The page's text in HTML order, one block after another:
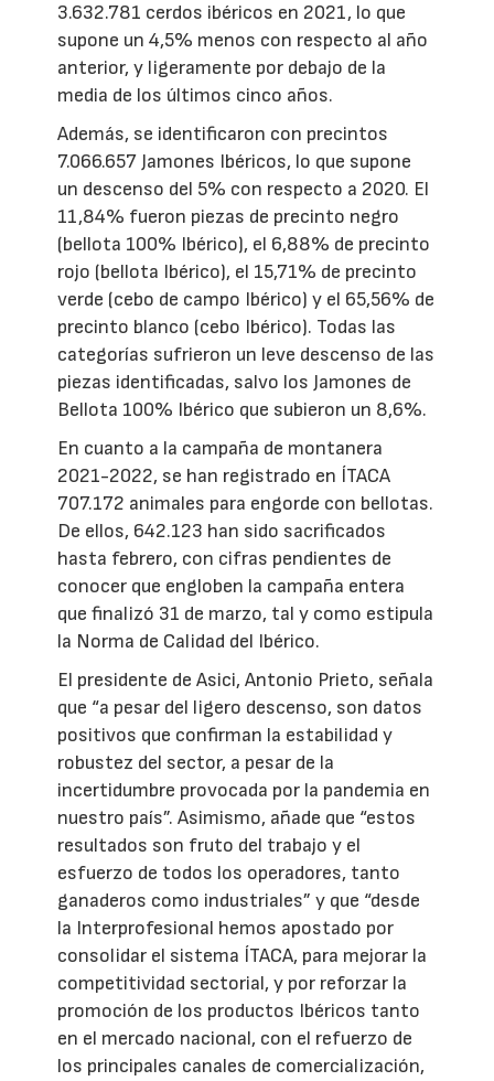
3.632.781 cerdos ibéricos en 2021, lo que
supone un 4,5% menos con respecto al año
anterior, y ligeramente por debajo de la
media de los últimos cinco años.
Además, se identificaron con precintos
7.066.657 Jamones Ibéricos, lo que supone
un descenso del 5% con respecto a 2020. El
11,84% fueron piezas de precinto negro
(bellota 100% Ibérico), el 6,88% de precinto
rojo (bellota Ibérico), el 15,71% de precinto
verde (cebo de campo Ibérico) y el 65,56% de
precinto blanco (cebo Ibérico). Todas las
categorías sufrieron un leve descenso de las
piezas identificadas, salvo los Jamones de
Bellota 100% Ibérico que subieron un 8,6%.
En cuanto a la campaña de montanera
2021-2022, se han registrado en ÍTACA
707.172 animales para engorde con bellotas.
De ellos, 642.123 han sido sacrificados
hasta febrero, con cifras pendientes de
conocer que engloben la campaña entera
que finalizó 31 de marzo, tal y como estipula
la Norma de Calidad del Ibérico.
El presidente de Asici, Antonio Prieto, señala
que “a pesar del ligero descenso, son datos
positivos que confirman la estabilidad y
robustez del sector, a pesar de la
incertidumbre provocada por la pandemia en
nuestro país”. Asimismo, añade que “estos
resultados son fruto del trabajo y el
esfuerzo de todos los operadores, tanto
ganaderos como industriales” y que “desde
la Interprofesional hemos apostado por
consolidar el sistema ÍTACA, para mejorar la
competitividad sectorial, y por reforzar la
promoción de los productos Ibéricos tanto
en el mercado nacional, con el refuerzo de
los principales canales de comercialización,